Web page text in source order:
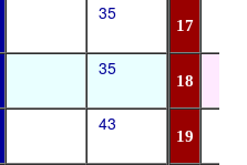
35
35
43
17
18
19